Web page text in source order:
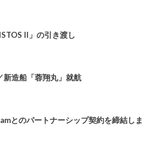
II」の引き渡し
新造船「蓉翔丸」就航
とのパートナーシップ契約を締結しま